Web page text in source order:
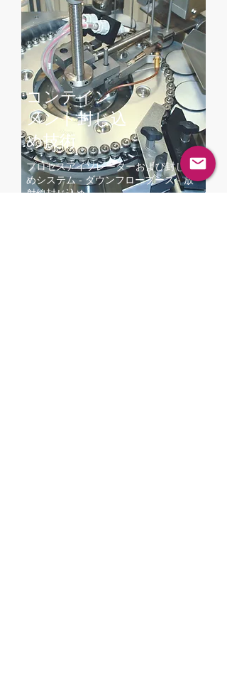
コンテイン
メント封じ込
め​技術
プロセスアイソレーターおよび封じ込
めシステム - ダウンフローブース - 放
射線封じ込め